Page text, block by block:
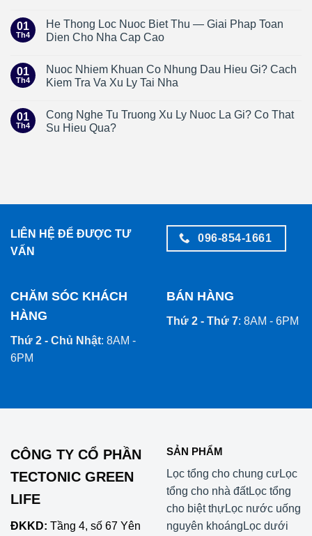
01
Th4
He Thong Loc Nuoc Biet Thu — Giai Phap Toan
Dien Cho Nha Cap Cao
01
Th4
Nuoc Nhiem Khuan Co Nhung Dau Hieu Gi? Cach
Kiem Tra Va Xu Ly Tai Nha
01
Th4
Cong Nghe Tu Truong Xu Ly Nuoc La Gi? Co That
Su Hieu Qua?
LIÊN HỆ ĐỂ ĐƯỢC TƯ
VẤN
096-854-1661
CHĂM SÓC KHÁCH
HÀNG
Thứ 2 - Chủ Nhật: 8AM -
6PM
BÁN HÀNG
Thứ 2 - Thứ 7: 8AM - 6PM
CÔNG TY CỔ PHẦN
TECTONIC GREEN
LIFE
ĐKKD: Tầng 4, số 67 Yên
SẢN PHẨM
Lọc tổng cho chung cưLọc
tổng cho nhà đấtLọc tổng
cho biệt thựLọc nước uống
nguyên khoáng Lọc dưới